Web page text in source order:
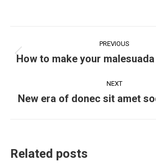
PREVIOUS
How to make your
NEXT
New era of donec sit amet
Related posts